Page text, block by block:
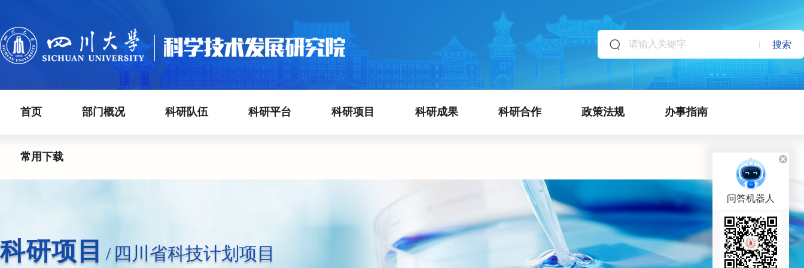
搜索
首页 部门概况 科研队伍 科研平台 科研项目 科研成果 科研合作 政策法规 办事指南
常用下载
科研项目 / 四川省科技计划项目
问答机器人